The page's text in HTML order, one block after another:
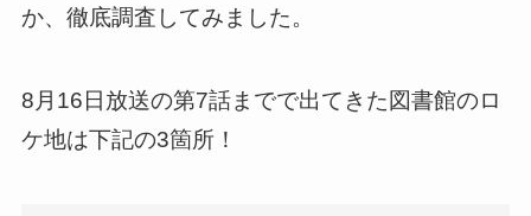
か、徹底調査してみました。
8月16日放送の第7話までで出てきた図書館のロ
ケ地は下記の3箇所！